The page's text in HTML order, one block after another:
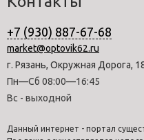
+7 (930) 887-67-68
market@optovik62.ru
г. Рязань, Окружная Дорога,
Пн—Сб 08:00—16:45
Вс - выходной
Данный интернет - портал